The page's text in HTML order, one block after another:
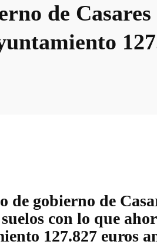
de
de gobierno de
con lo que
127.827 euros